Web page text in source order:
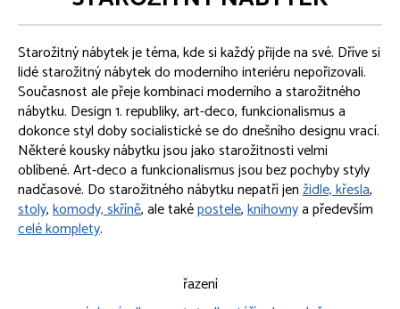
STŘÍBRO
SKLO
SOCHY, PLASTIKY
OBRAZY
PORCELÁN, KAMENINA
NÁBYTEK
Starožitný nábytek je téma, kde si každý přijde na své. Dříve si
lidé starožitný nábytek do moderního interiéru nepořizovali.
Současnost ale přeje kombinaci moderního a starožitného
nábytku. Design 1. republiky, art-deco, funkcionalismus a
dokonce styl doby socialistické se do dnešního designu vrací.
Některé kousky nábytku jsou jako starožitnosti velmi
oblíbené. Art-deco a funkcionalismus jsou bez pochyby styly
nadčasové. Do starožitného nábytku nepatří jenžidle, křesla,
stoly,komody, skříně, ale taképostele,knihovnya především
celé komplety.
řazení